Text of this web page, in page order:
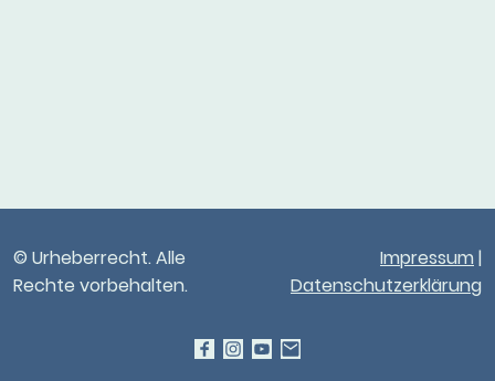
© Urheberrecht. Alle
Rechte vorbehalten.
Impressum |
Datenschutzerklärung